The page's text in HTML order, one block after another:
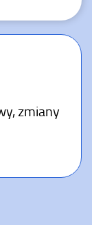
zmiany